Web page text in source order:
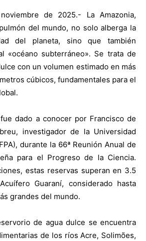
de 2025.- La Amazonia,
del mundo, no solo alberga la
del planeta, sino que también
«océano subterráneo». Se trata de
con un volumen estimado en más
cúbicos, fundamentales para el
dado a conocer por Francisco de
investigador de la Universidad
durante la 66ª Reunión Anual de
para el Progreso de la Ciencia.
estas reservas superan en 3.5
Guaraní, considerado hasta
grandes del mundo.
de agua dulce se encuentra
de los ríos Acre, Solimões,